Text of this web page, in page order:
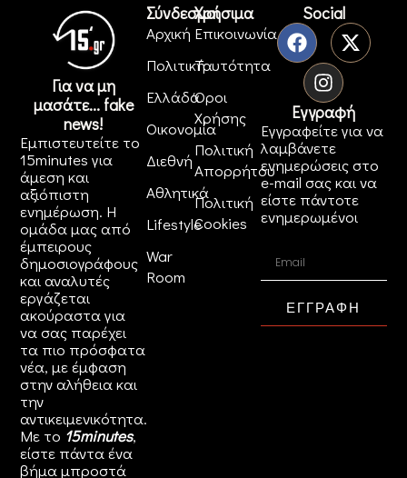
Για να μη
μασάτε... fake
news!
Εμπιστευτείτε το
15minutes για
άμεση και
αξιόπιστη
ενημέρωση. Η
ομάδα μας από
έμπειρους
δημοσιογράφους
και αναλυτές
εργάζεται
ακούραστα για
να σας παρέχει
τα πιο πρόσφατα
νέα, με έμφαση
στην αλήθεια και
την
αντικειμενικότητα.
Με το 15minutes,
είστε πάντα ένα
βήμα μπροστά
Σύνδεσμοι
Αρχική
Πολιτική
Ελλάδα
Οικονομία
Διεθνή
Αθλητικά
Lifestyle
War
Room
Χρήσιμα
Επικοινωνία
Ταυτότητα
Όροι
Χρήσης
Πολιτική
Απορρήτου
Πολιτική
Cookies
Social
Εγγραφή
Εγγραφείτε για να
λαμβάνετε
ενημερώσεις στο
e-mail σας και να
είστε πάντοτε
ενημερωμένοι
ΕΓΓΡΑΦΗ